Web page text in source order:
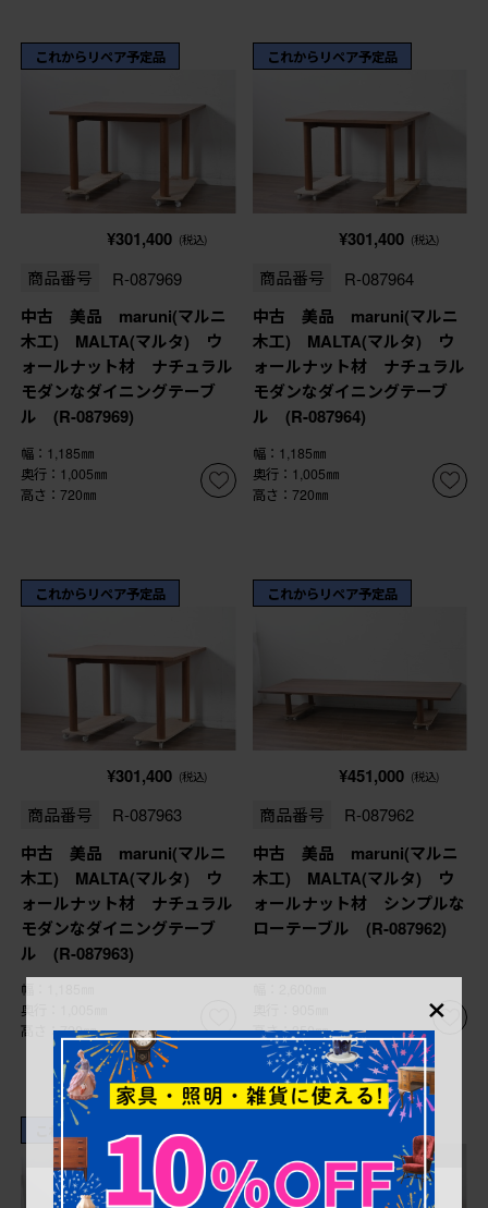
これからリペア予定品
¥301,400 (税込)
商品番号 R-087969
中古 美品 maruni(マルニ
木工) MALTA(マルタ) ウ
ォールナット材 ナチュラル
モダンなダイニングテーブ
ル (R-087969)
幅：1,185㎜
奥行：1,005㎜
高さ：720㎜
これからリペア予定品
¥301,400 (税込)
商品番号 R-087964
中古 美品 maruni(マルニ
木工) MALTA(マルタ) ウ
ォールナット材 ナチュラル
モダンなダイニングテーブ
ル (R-087964)
幅：1,185㎜
奥行：1,005㎜
高さ：720㎜
これからリペア予定品
¥301,400 (税込)
商品番号 R-087963
中古 美品 maruni(マルニ
木工) MALTA(マルタ) ウ
ォールナット材 ナチュラル
モダンなダイニングテーブ
ル (R-087963)
幅：1,185㎜
奥行：1,005㎜
高さ：720㎜
これからリペア予定品
¥451,000 (税込)
商品番号 R-087962
中古 美品 maruni(マルニ
木工) MALTA(マルタ) ウ
ォールナット材 シンプルな
ローテーブル (R-087962)
高さ：350㎜
これからリペア予定品
×